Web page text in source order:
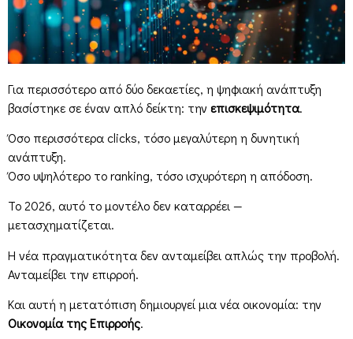
Για περισσότερο από δύο δεκαετίες, η ψηφιακή ανάπτυξη
βασίστηκε σε έναν απλό δείκτη: την επισκεψιμότητα.
Όσο περισσότερα clicks, τόσο μεγαλύτερη η δυνητική
ανάπτυξη.
Όσο υψηλότερο το ranking, τόσο ισχυρότερη η απόδοση.
Το 2026, αυτό το μοντέλο δεν καταρρέει —
μετασχηματίζεται.
Η νέα πραγματικότητα δεν ανταμείβει απλώς την προβολή.
Ανταμείβει την επιρροή.
Και αυτή η μετατόπιση δημιουργεί μια νέα οικονομία: την
Οικονομία της Επιρροής.